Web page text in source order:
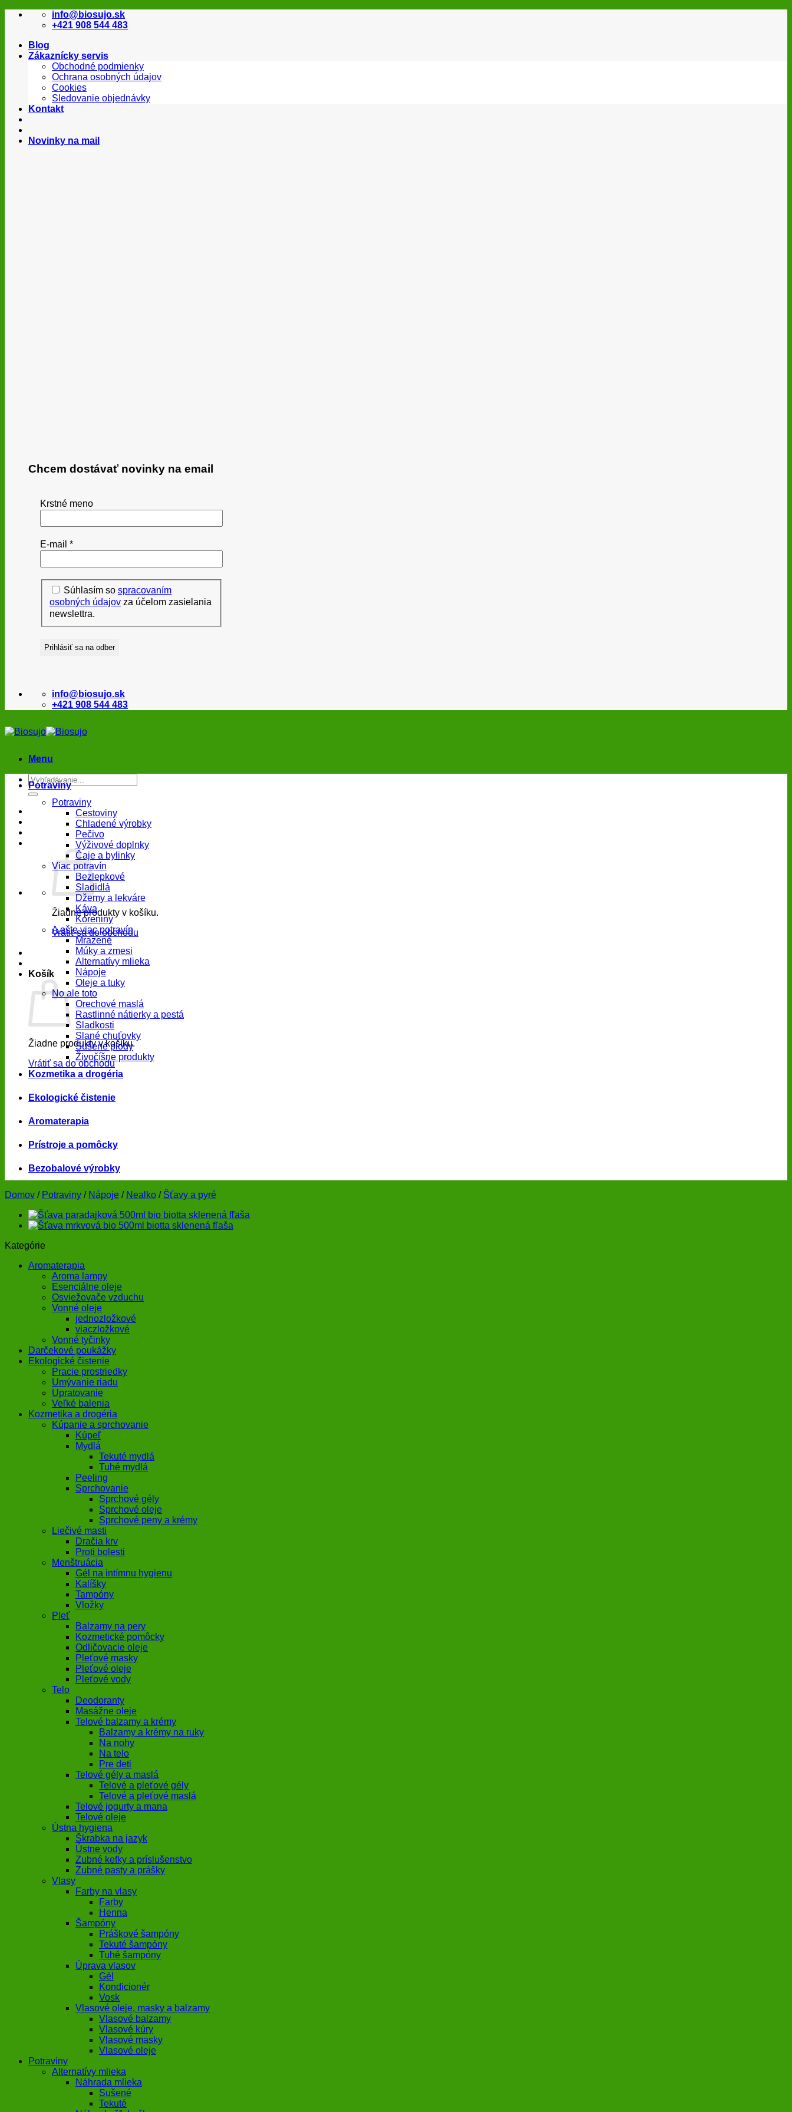
Skip
info@biosujo.sk
+421 908 544 483
Blog
Zákaznícky servis
Obchodné podmienky
Ochrana osobných údajov
Cookies
Sledovanie objednávky
Kontakt
Novinky na mail
Chcem dostávať novinky na email
Krstné meno
E-mail *
Súhlasím so spracovaním
osobných údajov za účelom zasielania
newslettra.
info@biosujo.sk
+421 908 544 483
Menu
Hľadať:
Žiadne produkty v košíku.
Vrátiť sa do obchodu
Košík
Žiadne produkty v košíku.
Vrátiť sa do obchodu
Potraviny
Potraviny
Cestoviny
Chladené výrobky
Pečivo
Výživové doplnky
Čaje a bylinky
Viac potravín
Bezlepkové
Sladidlá
Džemy a lekváre
Káva
Koreniny
A ešte viac potravín
Mrazené
Múky a zmesi
Alternatívy mlieka
Nápoje
Oleje a tuky
No ale toto
Orechové maslá
Rastlinné nátierky a pestá
Sladkosti
Slané chuťovky
Sušené plody
Živočíšne produkty
Kozmetika a drogéria
Ekologické čistenie
Aromaterapia
Prístroje a pomôcky
Bezobalové výrobky
Domov / Potraviny / Nápoje / Nealko / Šťavy a pyré
Kategórie
Aromaterapia
Aroma lampy
Esenciálne oleje
Osviežovače vzduchu
Vonné oleje
jednozložkové
viaczložkové
Vonné tyčinky
Darčekové poukážky
Ekologické čistenie
Pracie prostriedky
Umývanie riadu
Upratovanie
Veľké balenia
Kozmetika a drogéria
Kúpanie a sprchovanie
Kúpeľ
Mydlá
Tekuté mydlá
Tuhé mydlá
Peeling
Sprchovanie
Sprchové gély
Sprchové oleje
Sprchové peny a krémy
Liečivé masti
Dračia krv
Proti bolesti
Menštruácia
Gél na intímnu hygienu
Kalíšky
Tampóny
Vložky
Pleť
Balzamy na pery
Kozmetické pomôcky
Odličovacie oleje
Pleťové masky
Pleťové oleje
Pleťové vody
Telo
Deodoranty
Masážne oleje
Telové balzamy a krémy
Balzamy a krémy na ruky
Na nohy
Na telo
Pre deti
Telové gély a maslá
Telové a pleťové gély
Telové a pleťové maslá
Telové jogurty a mana
Telové oleje
Ústna hygiena
Škrabka na jazyk
Ústne vody
Zubné kefky a príslušenstvo
Zubné pasty a prášky
Vlasy
Farby na vlasy
Farby
Henna
Šampóny
Práškové šampóny
Tekuté šampóny
Tuhé šampóny
Úprava vlasov
Gél
Kondicionér
Vosk
Vlasové oleje, masky a balzamy
Vlasové balzamy
Vlasové kúry
Vlasové masky
Vlasové oleje
Potraviny
Alternatívy mlieka
Náhrada mlieka
Sušené
Tekuté